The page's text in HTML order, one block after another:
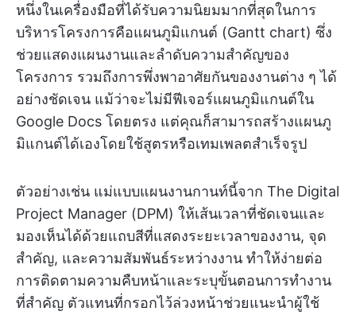
หนึ่งในเครื่องมือที่ได้รับความนิยมมากที่สุดในการ
บริหารโครงการคือแผนภูมิแกนต์ (Gantt chart) ซึ่ง
ช่วยแสดงแผนงานและลำดับความสำคัญของ
โครงการ รวมถึงการพึ่งพาอาศัยกันของงานต่าง ๆ ได้
อย่างชัดเจน แม้ว่าจะไม่มีฟีเจอร์แผนภูมิแกนต์ใน
Google Docs โดยตรง แต่คุณก็สามารถสร้างแผนภู
มิแกนต์ได้เองโดยใช้สูตรหรือเทมเพลตสำเร็จรูป
ตัวอย่างเช่น แม่แบบแผนงานกานท์นี้จาก The Digital
Project Manager (DPM) ให้เส้นเวลาที่ชัดเจนและ
มองเห็นได้ด้วยแถบสีที่แสดงระยะเวลาของงาน, จุด
สำคัญ, และความสัมพันธ์ระหว่างงาน ทำให้ง่ายต่อ
การติดตามความคืบหน้าและระบุขั้นตอนการทำงาน
ที่สำคัญ ตัวแทนที่กรอกไว้ล่วงหน้าช่วยแนะนำผู้ใช้